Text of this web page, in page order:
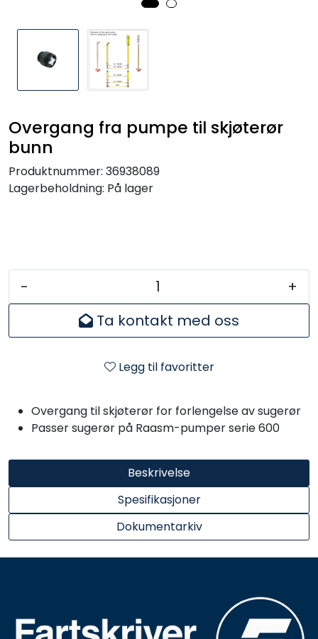
Overgang fra pumpe til skjøterør
bunn
Produktnummer: 36938089
Lagerbeholdning: På lager
-
+
Ta kontakt med oss
Legg til favoritter
Beskrivelse
Spesifikasjoner
Dokumentarkiv
Overgang til skjøterør for forlengelse av sugerør
Passer sugerør på Raasm-pumper serie 600